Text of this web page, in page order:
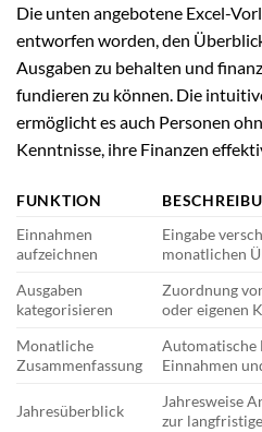
Die unten angebotene Excel-
entworfen worden, den
Ausgaben zu behalten und
fundieren zu können. Die
ermöglicht es auch Personen
Kenntnisse, ihre Finanzen
FUNKTION
Einnahmen
aufzeichnen
Eingabe
monatlichen
Ausgaben
kategorisieren
Zuordnung
oder eigenen
Monatliche
Zusammenfassung
Automatische
Einnahmen
Jahresüberblick
Jahresweise
zur